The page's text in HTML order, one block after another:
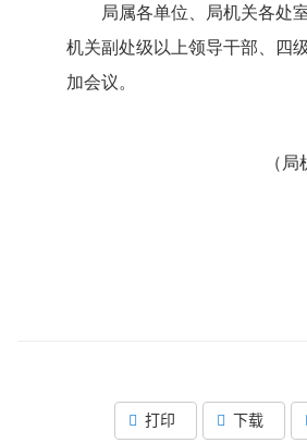
局属各单位、局机关各处
机关副处级以上领导干部、四
加会议。
（ 局
打印 下载